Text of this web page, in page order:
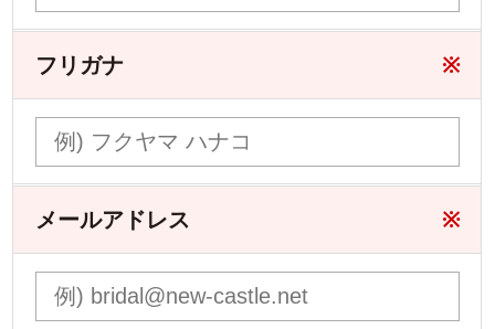
フリガナ ※
メールアドレス ※